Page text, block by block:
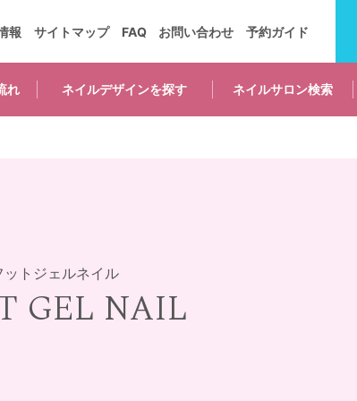
れ ネイルデザインを探す ネイルサロン検索
報 サイトマップ FAQ お問い合わせ 予約ガイド
ットジェルネイル
GEL NAIL